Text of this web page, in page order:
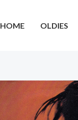
HOME OLDIES